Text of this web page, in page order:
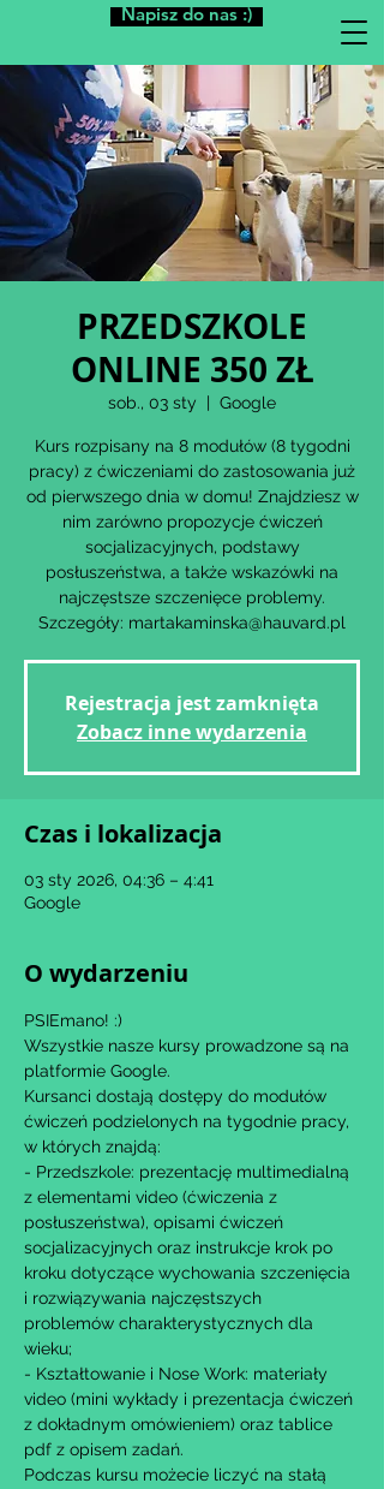
Napisz do nas :)
PRZEDSZKOLE
ONLINE 350 ZŁ
sob., 03 sty
  |
Google
Kurs rozpisany na 8 modułów (8 tygodni
pracy) z ćwiczeniami do zastosowania już
od pierwszego dnia w domu! Znajdziesz w
nim zarówno propozycje ćwiczeń
socjalizacyjnych, podstawy
posłuszeństwa, a także wskazówki na
najczęstsze szczenięce problemy.
Szczegóły: martakaminska@hauvard.pl
Rejestracja jest zamknięta
Zobacz inne wydarzenia
Czas i lokalizacja
03 sty 2026, 04:36 – 4:41
Google
O wydarzeniu
PSIEmano! :)
Wszystkie nasze kursy prowadzone są na
platformie Google.
Kursanci dostają dostępy do modułów
ćwiczeń podzielonych na tygodnie pracy,
w których znajdą:
- Przedszkole: prezentację multimedialną
z elementami video (ćwiczenia z
posłuszeństwa), opisami ćwiczeń
socjalizacyjnych oraz instrukcje krok po
kroku dotyczące wychowania szczenięcia
i rozwiązywania najczęstszych
problemów charakterystycznych dla
wieku;
- Kształtowanie i Nose Work: materiały
video (mini wykłady i prezentacja ćwiczeń
z dokładnym omówieniem) oraz tablice
pdf z opisem zadań.​
Podczas kursu możecie liczyć na stałą